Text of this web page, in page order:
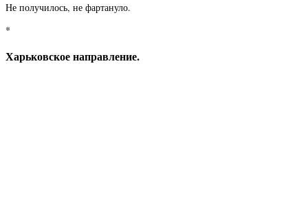
Не получилось, не фартануло.
*
Харьковское направление.